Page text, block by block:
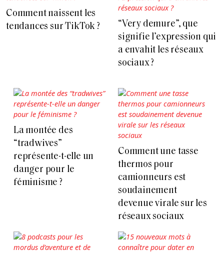
Comment naissent les
tendances sur TikTok ?
“Very demure”, que
signifie l’expression qui
a envahit les réseaux
sociaux ?
La montée des
“tradwives”
représente-t-elle un
danger pour le
féminisme ?
Comment une tasse
thermos pour
camionneurs est
soudainement
devenue virale sur les
réseaux sociaux